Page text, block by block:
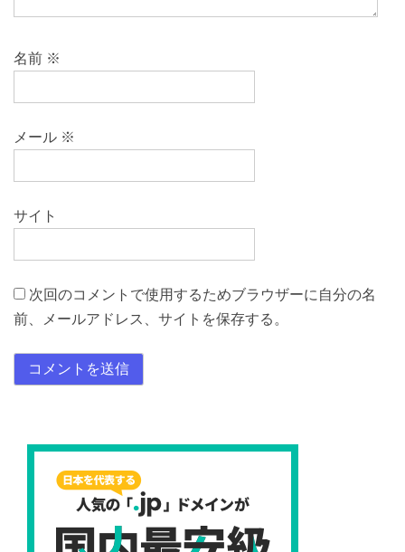
名前 ※
メール ※
サイト
次回のコメントで使用するためブラウザーに自分の名
前、メールアドレス、サイトを保存する。